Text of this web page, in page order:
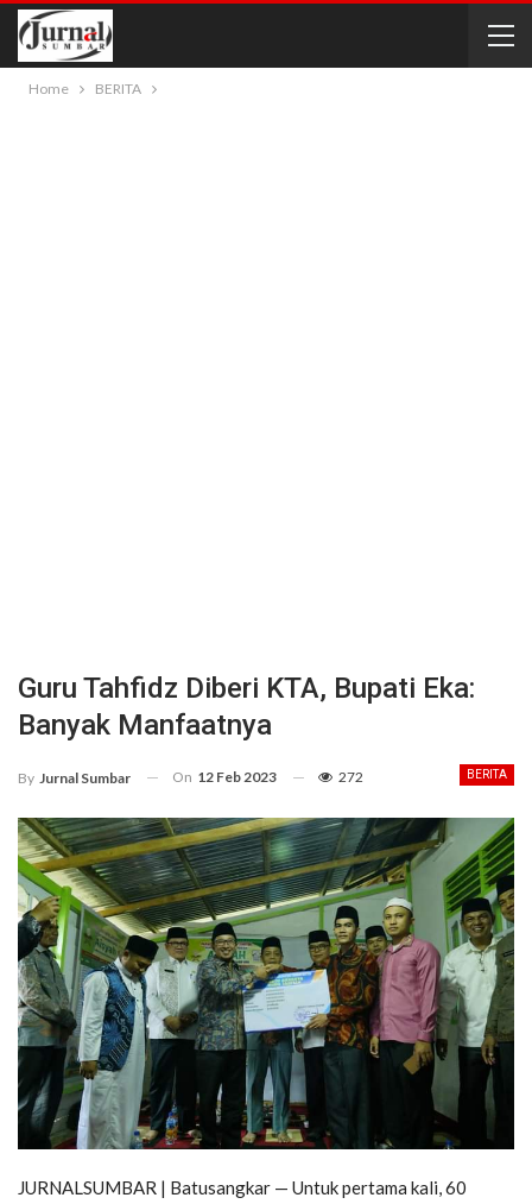
Home BERITA
Guru Tahfidz Diberi KTA, Bupati Eka:
Banyak Manfaatnya
BERITA
By Jurnal Sumbar On 12 Feb 2023 272
JURNALSUMBAR | Batusangkar — Untuk pertama kali, 60